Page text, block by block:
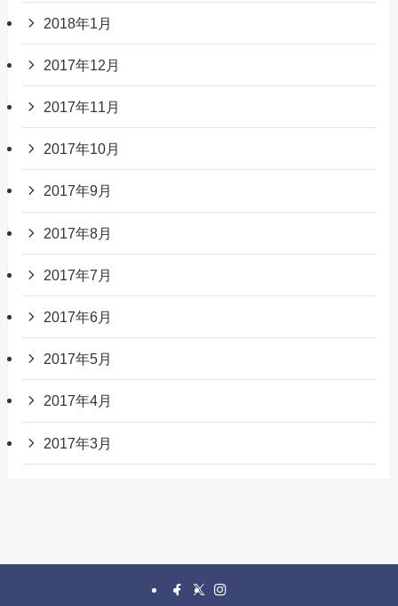
2018年1月
2017年12月
2017年11月
2017年10月
2017年9月
2017年8月
2017年7月
2017年6月
2017年5月
2017年4月
2017年3月